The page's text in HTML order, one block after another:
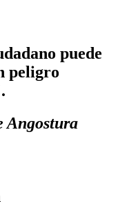
puede
peligro
Angostura